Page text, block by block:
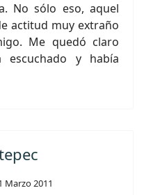
No sólo eso, aquel
actitud muy extraño
Me quedó claro
escuchado y había
Marzo 2011